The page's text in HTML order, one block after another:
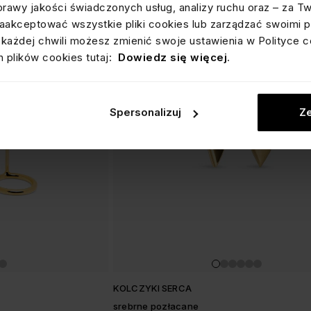
jakości świadczonych usług, analizy ruchu oraz – za
wszystkie pliki cookies lub zarządzać swoimi
chwili możesz zmienić swoje ustawienia w Polityce
plików cookies tutaj: Dowiedz się więcej.
Spersonalizuj
KOLCZYKI SERCA
srebrne pozłacane